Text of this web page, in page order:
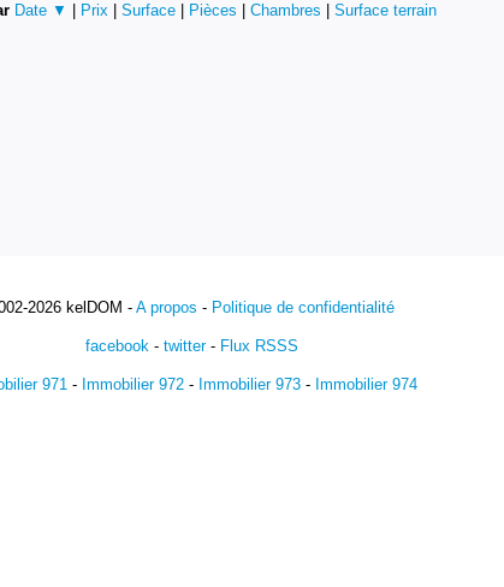
Date ▼ Prix Surface Pièces Chambres Surface terrain
2026 kelDOM - A propos - Politique de confidentialité
facebook- twitter- Flux RSSS
971 - Immobilier 972 - Immobilier 973 - Immobilier 974